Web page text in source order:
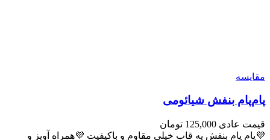
مقايسه
پام‌پام بنفش شیائومی
قیمت عادی 125,000 تومان
💜پام پام بنفش یه قاب خیلی مقاوم و باکیفیت 💜همراه آویز و